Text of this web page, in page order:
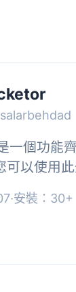
一個功能
可以使用
，此外掛
·安裝：30+